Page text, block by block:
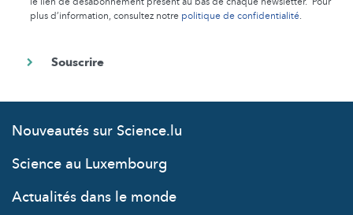
plus d’information, consultez notre politique de confidentialité.
Nouveautés sur Science.lu
Science au Luxembourg
Actualités dans le monde